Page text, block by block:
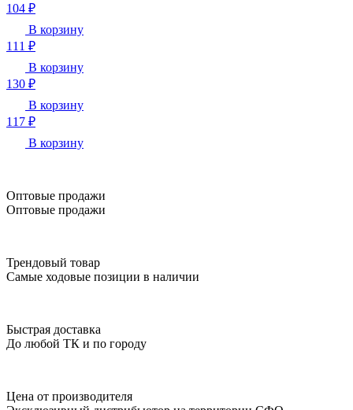
104 ₽
В корзину
111 ₽
В корзину
130 ₽
В корзину
117 ₽
В корзину
Оптовые продажи
Оптовые продажи
Трендовый товар
Самые ходовые позиции в наличии
Быстрая доставка
До любой ТК и по городу
Цена от производителя